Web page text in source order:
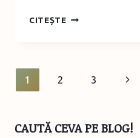
CITEȘTETOAMNĂ,
Page
1 2 3
Next
CAUTĂ CEVA PE BLOG!